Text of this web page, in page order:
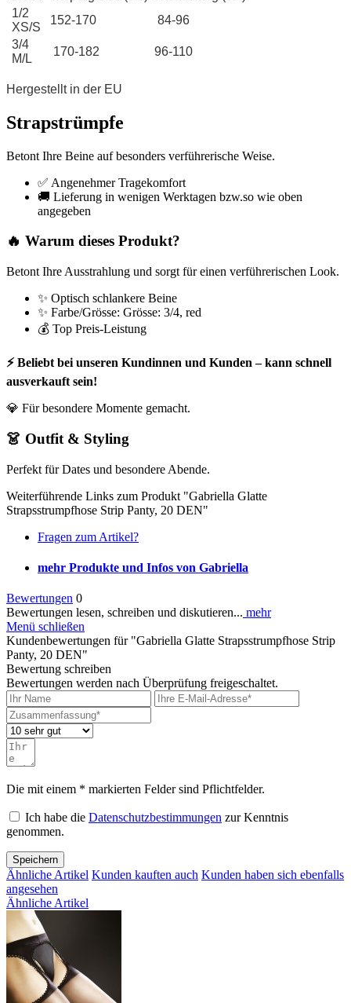
1/2
XS/S
152-170
84-96
3/4
M/L
170-182 96-110
Hergestellt in der EU
Strapstrümpfe
Betont Ihre Beine auf besonders verführerische Weise.
✅ Angenehmer Tragekomfort
🚚 Lieferung in wenigen Werktagen bzw.so wie oben
angegeben
🔥 Warum dieses Produkt?
Betont Ihre Ausstrahlung und sorgt für einen verführerischen Look.
✨ Optisch schlankere Beine
✨ Farbe/Grösse: Grösse: 3/4, red
💰 Top Preis-Leistung
⚡ Beliebt bei unseren Kundinnen und Kunden – kann schnell
ausverkauft sein!
💎 Für besondere Momente gemacht.
👗 Outfit & Styling
Perfekt für Dates und besondere Abende.
Weiterführende Links zum Produkt "Gabriella Glatte
Strapsstrumpfhose Strip Panty, 20 DEN"
Fragen zum Artikel?
mehr Produkte und Infos von Gabriella
Bewertungen 0
Bewertungen lesen, schreiben und diskutieren... mehr
Menü schließen
Kundenbewertungen für "Gabriella Glatte Strapsstrumpfhose Strip
Panty, 20 DEN"
Bewertung schreiben
Bewertungen werden nach Überprüfung freigeschaltet.
Die mit einem * markierten Felder sind Pflichtfelder.
Ich habe die Datenschutzbestimmungen zur Kenntnis
genommen.
Speichern
Ähnliche Artikel Kunden kauften auch Kunden haben sich ebenfalls
angesehen
Ähnliche Artikel